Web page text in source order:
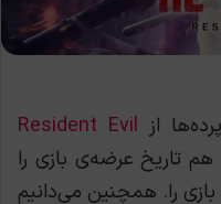
از Resident Evil
هم تاریخ عرضه‌ی بازی را
را. همچنین می‌دانیم